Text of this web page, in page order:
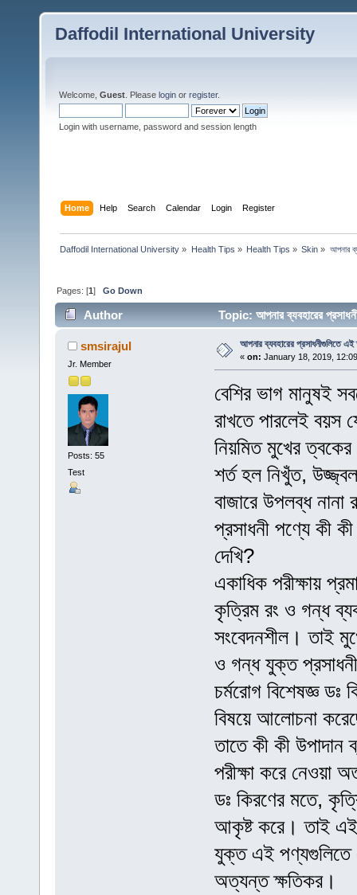
Daffodil International University
Welcome, Guest . Please login or register.
Login with username, password and session length
Home Help Search Calendar Login Register
Daffodil International University » Health Tips » Health Tips » Skin » আপনার
Pages: [1]Go Down
Author Topic: আপনার ব্যবহারের
smsirajul
Jr. Member
Posts: 55
Test
আপনার ব্যবহারের প্রসাধনীগুলিতে
« on: January 18, 2019,
বেশির ভাগ মানুষই
রাখতে পারলেই বয়স
নিয়মিত মুখের
শর্ত হল নিখুঁত,
বাজারে উপলব্ধ
প্রসাধনী পণ্যে কী
দেখি?
একাধিক পরীক্ষায়
কৃত্রিম রং ও গন্ধ
সংবেদনশীল। তাই
ও গন্ধ যুক্ত
চর্মরোগ বিশেষজ্ঞ ডঃ
বিষয়ে আলোচনা
তাতে কী কী উপাদান
পরীক্ষা করে নেওয়া
ডঃ কিরণের মতে,
আকৃষ্ট করে। তাই এই
যুক্ত এই পণ্যগুলিতে
অত্যন্ত ক্ষতিকর।